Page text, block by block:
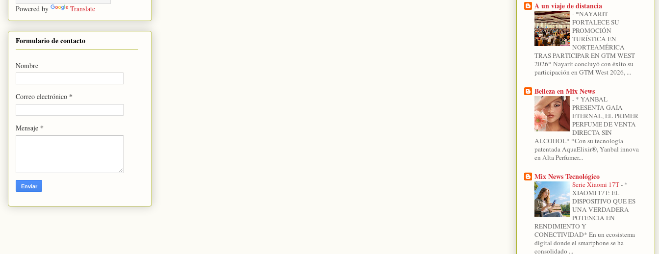
Powered by Translate
Formulario de contacto
Nombre
Correo electrónico *
Mensaje *
A un viaje de distancia
- *NAYARIT
FORTALECE SU
PROMOCIÓN
TURÍSTICA EN
NORTEAMÉRICA
TRAS PARTICIPAR EN GTM WEST
2026* Nayarit concluyó con éxito su
participación en GTM West 2026, ...
Belleza en Mix News
- * YANBAL
PRESENTA GAIA
ETERNAL, EL PRIMER
PERFUME DE VENTA
DIRECTA SIN
ALCOHOL* *Con su tecnología
patentada AquaElixir®, Yanbal innova
en Alta Perfumer...
Mix News Tecnológico
Serie Xiaomi 17T- *
XIAOMI 17T: EL
DISPOSITIVO QUE ES
UNA VERDADERA
POTENCIA EN
RENDIMIENTO Y
CONECTIVIDAD* En un ecosistema
digital donde el smartphone se ha
consolidado ...